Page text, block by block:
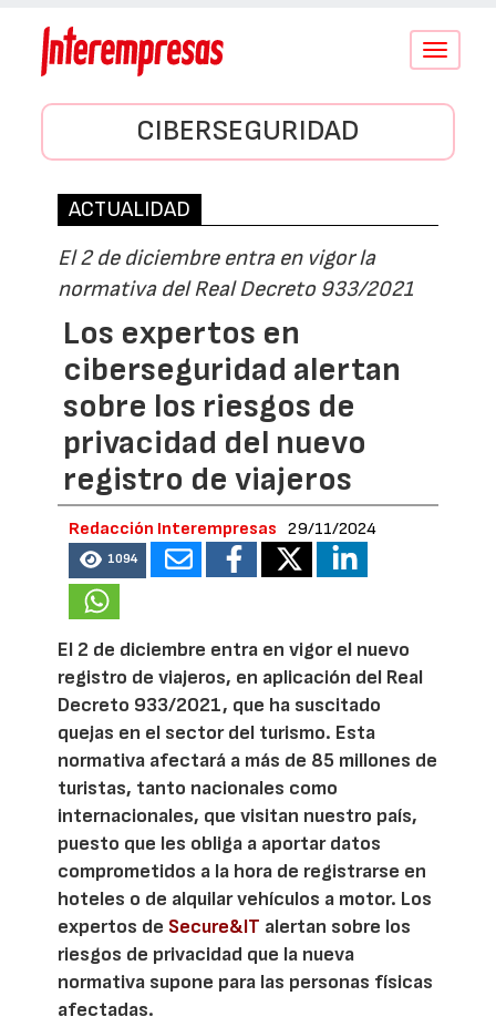
Conmutar
CIBERSEGURIDAD
ACTUALIDAD
El 2 de diciembre entra en vigor la
normativa del Real Decreto 933/2021
Los expertos en
ciberseguridad alertan
sobre los riesgos de
privacidad del nuevo
registro de viajeros
Redacción Interempresas 29/11/2024
1094
El 2 de diciembre entra en vigor el nuevo
registro de viajeros, en aplicación del Real
Decreto 933/2021, que ha suscitado
quejas en el sector del turismo. Esta
normativa afectará a más de 85 millones de
turistas, tanto nacionales como
internacionales, que visitan nuestro país,
puesto que les obliga a aportar datos
comprometidos a la hora de registrarse en
hoteles o de alquilar vehículos a motor. Los
expertos de Secure&IT alertan sobre los
riesgos de privacidad que la nueva
normativa supone para las personas físicas
afectadas.